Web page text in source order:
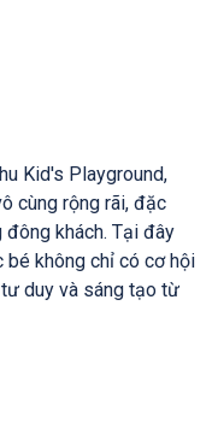
Kid's Playground,
cùng rộng rãi, đặc
khách. Tại đây
bé không chỉ có cơ hội
duy và sáng tạo từ